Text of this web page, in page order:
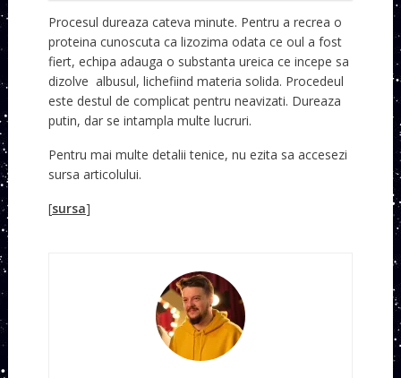
Procesul dureaza cateva minute. Pentru a recrea o
proteina cunoscuta ca lizozima odata ce oul a fost
fiert, echipa adauga o substanta ureica ce incepe sa
dizolve albusul, lichefiind materia solida. Procedeul
este destul de complicat pentru neavizati. Dureaza
putin, dar se intampla multe lucruri.
Pentru mai multe detalii tenice, nu ezita sa accesezi
sursa articolului.
[sursa]